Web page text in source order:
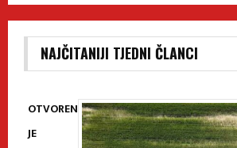
NAJČITANIJI TJEDNI ČLANCI
OTVOREN
JE